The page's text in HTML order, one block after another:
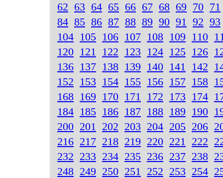
62 63 64 65 66 67 68 69 70 71
84 85 86 87 88 89 90 91 92 93
104 105 106 107 108 109 110
120 121 122 123 124 125 126
136 137 138 139 140 141 142
152 153 154 155 156 157 158
168 169 170 171 172 173 174
184 185 186 187 188 189 190
200 201 202 203 204 205 206
216 217 218 219 220 221 222
232 233 234 235 236 237 238
248 249 250 251 252 253 254